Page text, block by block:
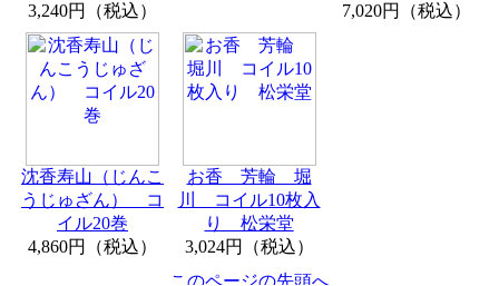
3,240円（税込）
7,020円（税込）
沈香寿山（じんこ
うじゅざん） コ
イル20巻
4,860円（税込）
お香 芳輪 堀
川 コイル10枚入
り 松栄堂
3,024円（税込）